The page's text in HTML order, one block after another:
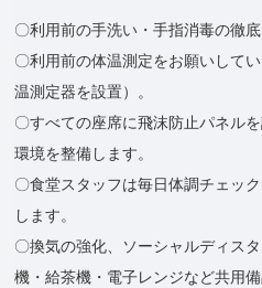
〇利用前の手洗い・手指消毒の徹底
〇利用前の体温測定をお願いして
温測定器を設置）。
〇すべての座席に飛沫防止パネル
環境を整備します。
〇食堂スタッフは毎日体調チェッ
します。
〇換気の強化、ソーシャルディス
機・給茶機・電子レンジなど共用